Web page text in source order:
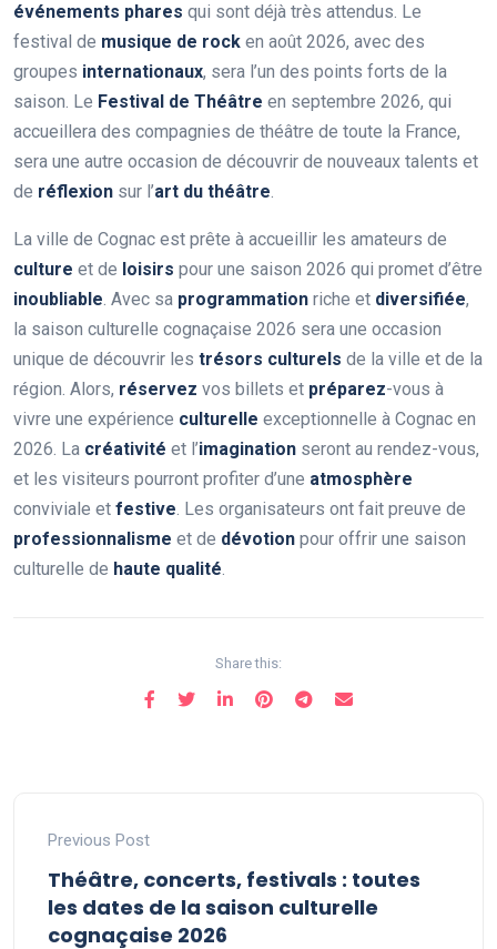
événements phares qui sont déjà très attendus. Le
festival de musique de rock en août 2026, avec des
groupes internationaux, sera l’un des points forts de la
saison. Le Festival de Théâtre en septembre 2026, qui
accueillera des compagnies de théâtre de toute la France,
sera une autre occasion de découvrir de nouveaux talents et
de réflexion sur l’art du théâtre.
La ville de Cognac est prête à accueillir les amateurs de
culture et de loisirs pour une saison 2026 qui promet d’être
inoubliable. Avec sa programmation riche et diversifiée,
la saison culturelle cognaçaise 2026 sera une occasion
unique de découvrir les trésors culturels de la ville et de la
région. Alors, réservez vos billets et préparez-vous à
vivre une expérience culturelle exceptionnelle à Cognac en
2026. La créativité et l’imagination seront au rendez-vous,
et les visiteurs pourront profiter d’une atmosphère
conviviale et festive. Les organisateurs ont fait preuve de
professionnalisme et de dévotion pour offrir une saison
culturelle de haute qualité.
Share this:
Previous Post
Théâtre, concerts, festivals : toutes
les dates de la saison culturelle
cognaçaise 2026